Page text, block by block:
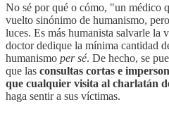
No sé por qué o cómo, "un médico
vuelto sinónimo de humanismo,
luces. Es más humanista salvarle la
doctor dedique la mínima cantidad
humanismo per sé. De hecho, se
que las consultas cortas e
que cualquier visita al charlatán
haga sentir a sus víctimas.